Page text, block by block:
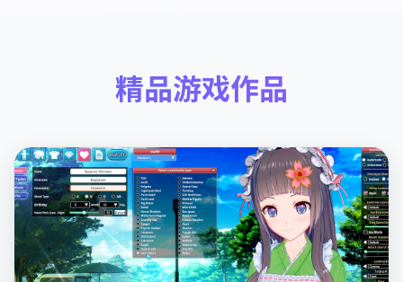
精品游戏作品